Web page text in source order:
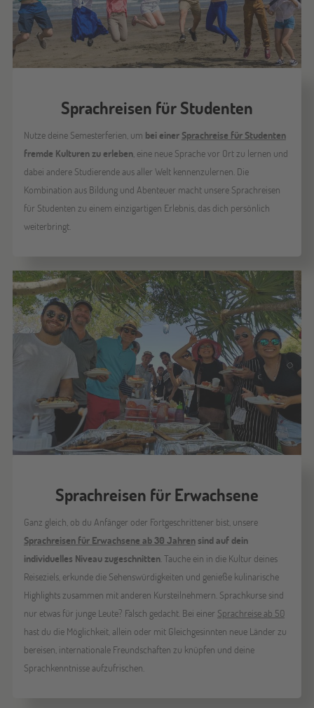
Sprachreisen für Studenten
Nutze deine Semesterferien, um bei einer Sprachreise für Studenten
fremde Kulturen zu erleben, eine neue Sprache vor Ort zu lernen und
dabei andere Studierende aus aller Welt kennenzulernen. Die
Kombination aus Bildung und Abenteuer macht unsere Sprachreisen
für Studenten zu einem einzigartigen Erlebnis, das dich persönlich
weiterbringt.
Sprachreisen für Erwachsene
Ganz gleich, ob du Anfänger oder Fortgeschrittener bist, unsere
Sprachreisen für Erwachsene ab 30 Jahrensind auf dein
individuelles Niveau zugeschnitten. Tauche ein in die Kultur deines
Reiseziels, erkunde die Sehenswürdigkeiten und genieße kulinarische
Highlights zusammen mit anderen Kursteilnehmern. Sprachkurse sind
nur etwas für junge Leute? Falsch gedacht. Bei einer Sprachreise ab 50
hast du die Möglichkeit, allein oder mit Gleichgesinnten neue Länder zu
bereisen, internationale Freundschaften zu knüpfen und deine
Sprachkenntnisse aufzufrischen.